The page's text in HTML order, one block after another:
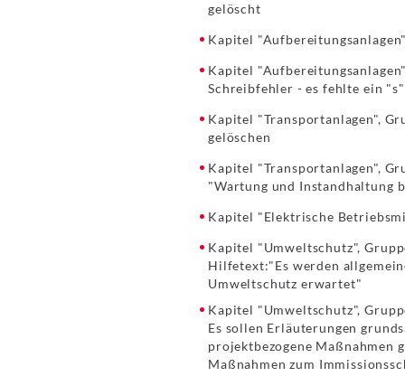
gelöscht
Kapitel
Kapitel
Schreibfehler - es fehlte ein
Kapitel "Transportanlagen",
gelöschen
Kapitel "Transportanlagen",
"Wartung und Instandhaltung
Kapitel "Elektrische
Kapitel "Umweltschutz",
Hilfetext:"Es werden
Umweltschutz erwartet"
Kapitel "Umweltschutz",
Es sollen Erläuterungen
projektbezogene Maßnahmen
Maßnahmen zum